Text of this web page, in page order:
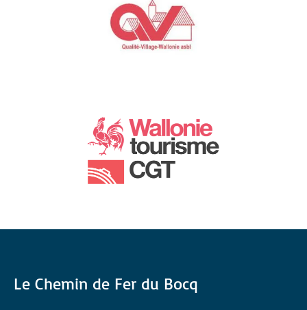
Le Chemin de Fer du Bocq